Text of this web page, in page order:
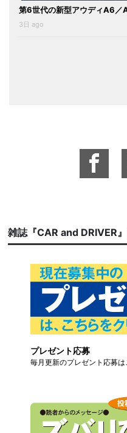
第6世代の新型アウディA6／
3日 ago
雑誌『CAR and DRIVER
プレゼント応募
毎月更新のプレゼント応募は